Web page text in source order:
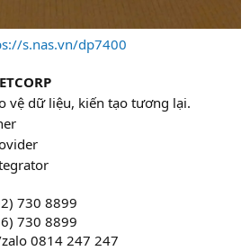
s.nas.vn/dp7400
vệ dữ liệu, kiến tạo tương lại.
730 8899
730 8899
0814 247 247